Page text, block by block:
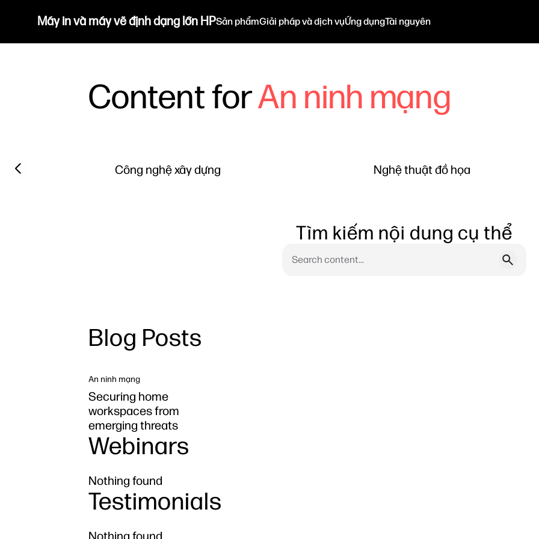
Máy in và máy vẽ định dạng lớn HPSản phẩmGiải pháp và dịch vụỨng dụngTài nguyên
Content forAn ninh mạng
Filter category
Công nghệ xây dựng Nghệ thuật đồ họa
Previous slide
Tìm kiếm nội dung cụ thể
Blog Posts
An ninh mạng
Securing home
workspaces from
emerging threats
Webinars
Nothing found
Testimonials
Nothing found